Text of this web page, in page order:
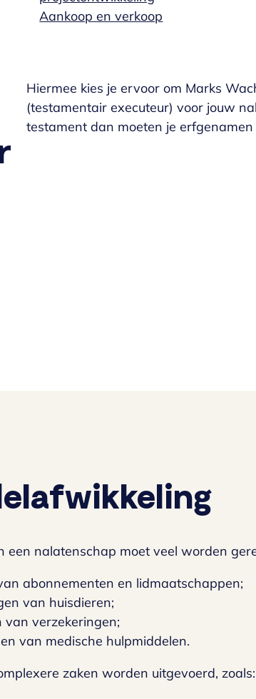
Aankoop en verkoop
Hiermee kies je ervoor om Marks
(testamentair executeur) voor jouw
testament dan moeten je
een nalatenschap moet veel worden
abonnementen en lidmaatschappen;
van huisdieren;
verzekeringen;
van medische hulpmiddelen.
zaken worden uitgevoerd,